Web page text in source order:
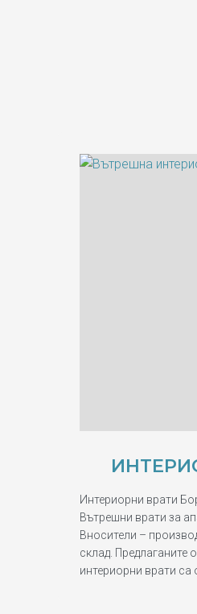
Интериорни врати
Вътрешни врати за
Вносители –
склад. Предлаганите
интериорни врати са